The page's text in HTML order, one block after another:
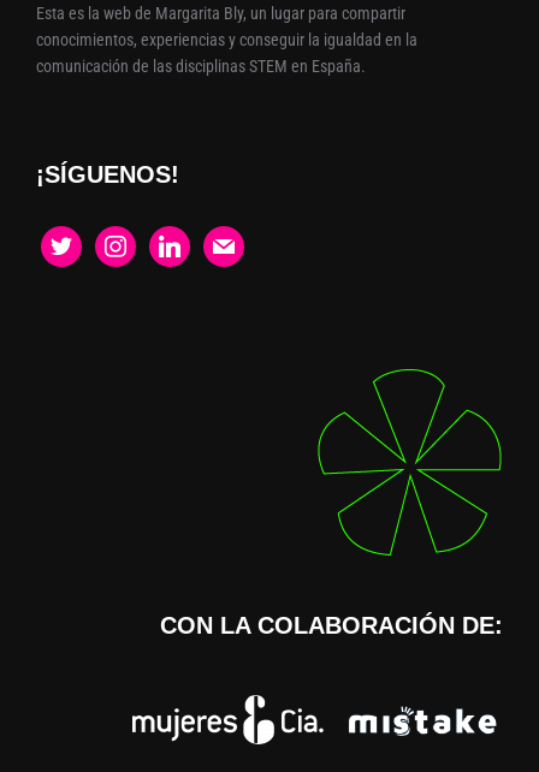
Esta es la web de Margarita Bly, un lugar para compartir
conocimientos, experiencias y conseguir la igualdad en la
comunicación de las disciplinas STEM en España.
¡SÍGUENOS!
twitter instagramlinkedin mail
CON LA COLABORACIÓN DE: